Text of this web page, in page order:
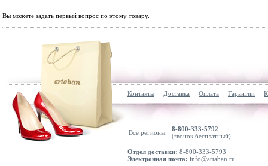
Вы можете задать первый вопрос по этому товару.
Контакты Доставка Оплата Гарантии
Все регионы
8-800-333-5792
(звонок бесплатный)
Отдел доставки: 8-800-333-5793
Электронная почта: info@artaban.ru